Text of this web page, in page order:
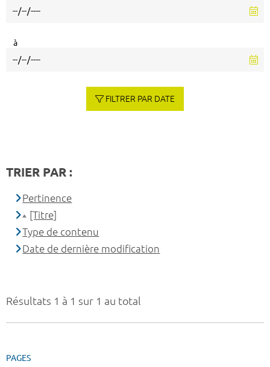
Résultats 1 à 1 sur 1 au total
PAGES
à
FILTRER PAR DATE
TRIER PAR :
Pertinence
[Titre]
Type de contenu
Date de dernière modification